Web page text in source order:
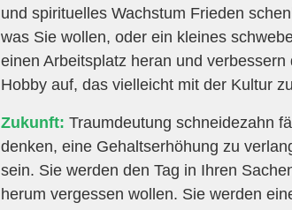
und spirituelles Wachstum Frieden
was Sie wollen, oder ein kleines
einen Arbeitsplatz heran und
Hobby auf, das vielleicht mit der Kultur
Zukunft: Traumdeutung schneidezahn
denken, eine Gehaltserhöhung zu
sein. Sie werden den Tag in Ihren
herum vergessen wollen. Sie werden